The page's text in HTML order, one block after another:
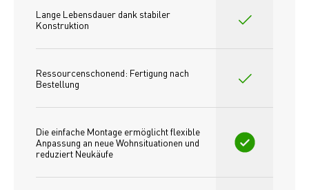
Lange Lebensdauer dank stabiler
Konstruktion
Ressourcenschonend: Fertigung nach
Bestellung
Die einfache Montage ermöglicht flexible
Anpassung an neue Wohnsituationen und
reduziert Neukäufe